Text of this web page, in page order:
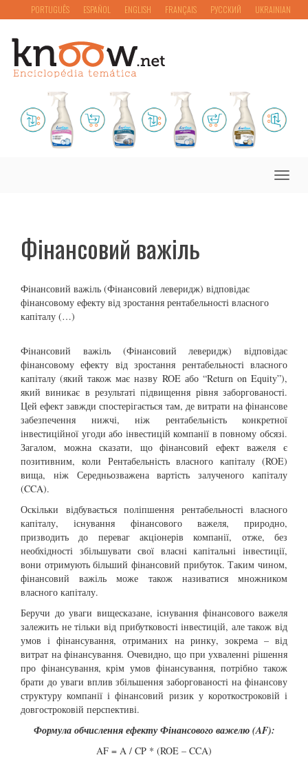
PORTUGUÊS ESPAÑOL ENGLISH FRANÇAIS РУССКИЙ UKRAINIAN
Toggle
Фінансовий важіль
Фінансовий важіль (Фінансовий леверидж) відповідає
фінансовому ефекту від зростання рентабельності власного
капіталу (…)
Фінансовий важіль (Фінансовий леверидж) відповідає
фінансовому ефекту від зростання рентабельності власного
капіталу (який також має назву ROE або “Return on Equity”),
який виникає в результаті підвищення рівня заборгованості.
Цей ефект завжди спостерігається там, де витрати на фінансове
забезпечення нижчі, ніж рентабельність конкретної
інвестиційної угоди або інвестицій компанії в повному обсязі.
Загалом, можна сказати, що фінансовий ефект важеля є
позитивним, коли Рентабельність власного капіталу (ROE)
вища, ніж Середньозважена вартість залученого капіталу
(CCA).
Оскільки відбувається поліпшення рентабельності власного
капіталу, існування фінансового важеля, природно,
призводить до переваг акціонерів компанії, отже, без
необхідності збільшувати свої власні капітальні інвестиції,
вони отримують більший фінансовий прибуток. Таким чином,
фінансовий важіль може також називатися множником
власного капіталу.
Беручи до уваги вищесказане, існування фінансового важеля
залежить не тільки від прибутковості інвестицій, але також від
умов і фінансування, отриманих на ринку, зокрема – від
витрат на фінансування. Очевидно, що при ухваленні рішення
про фінансування, крім умов фінансування, потрібно також
брати до уваги вплив збільшення заборгованості на фінансову
структуру компанії і фінансовий ризик у короткостроковій і
довгостроковій перспективі.
Формула обчислення ефекту Фінансового важелю(AF):
AF = A / CP * (ROE – CCA)